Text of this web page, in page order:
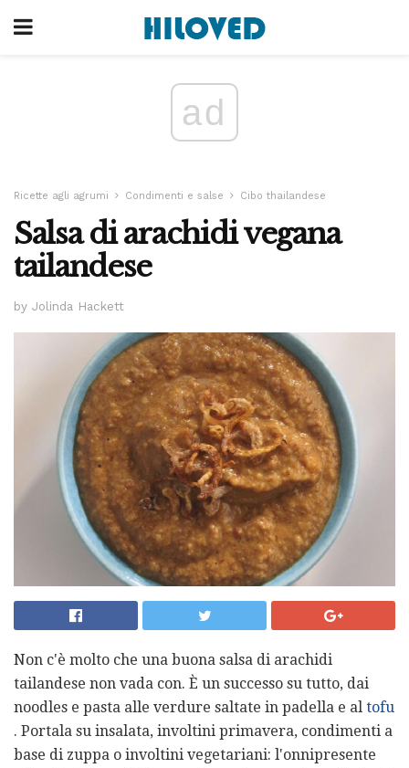
ad
Ricette agli agrumi Condimenti e salse Cibo thailandese
Salsa di arachidi vegana
tailandese
by Jolinda Hackett
Non c'è molto che una buona salsa di arachidi
tailandese non vada con. È un successo su tutto, dai
noodles e pasta alle verdure saltate in padella e al tofu
. Portala su insalata, involtini primavera, condimenti a
base di zuppa o involtini vegetariani: l'onnipresente